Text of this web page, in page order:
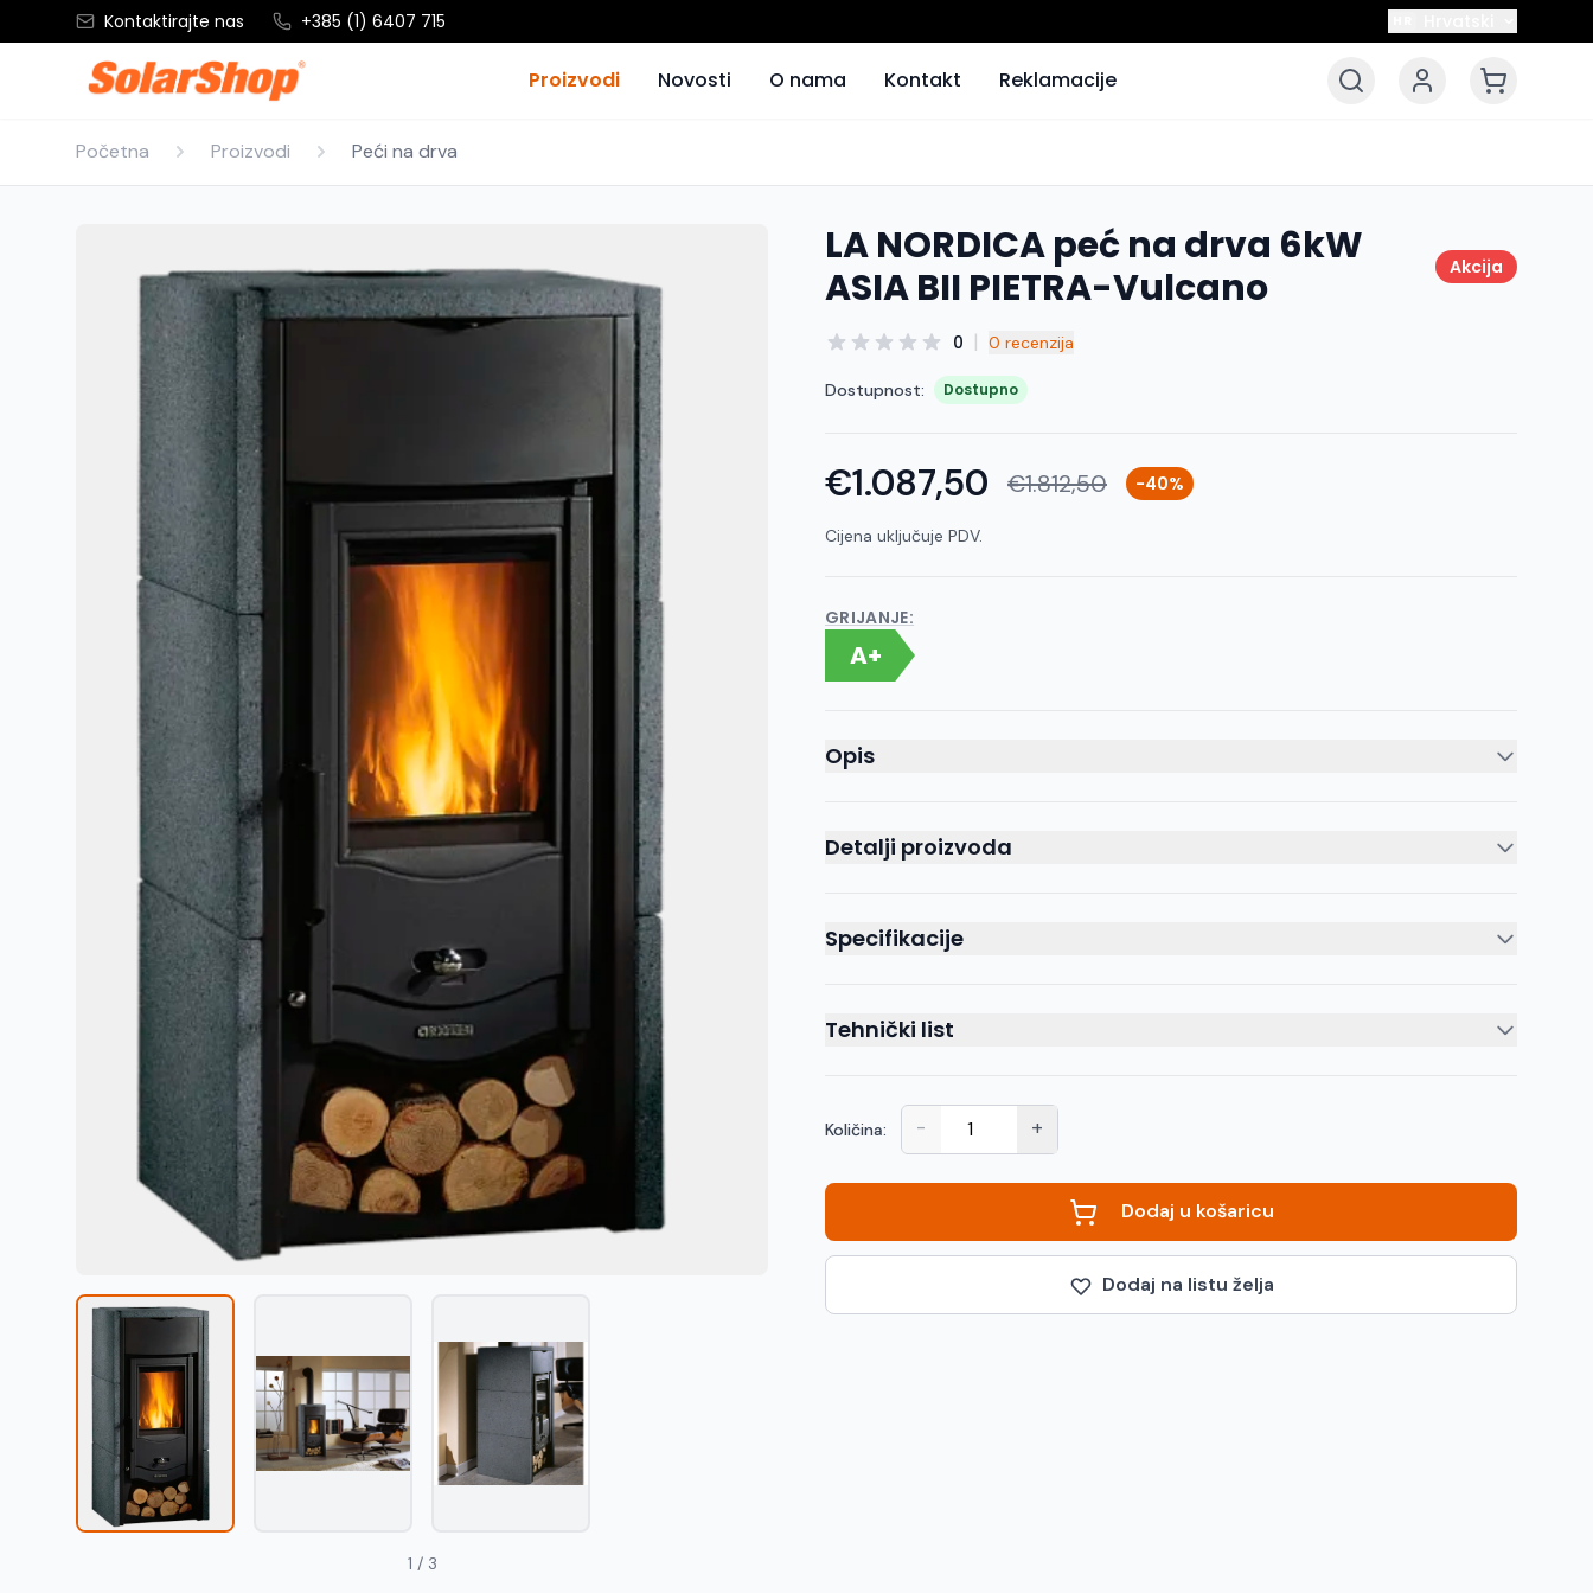
Kontaktirajte nas +385 (1) 6407 715
Proizvodi Novosti O nama Kontakt Reklamacije
Početna Proizvodi Peći na drva
1 / 3
LA NORDICA peć na drva 6kW
ASIA BII PIETRA-Vulcano
Akcija
0 | 0 recenzija
Dostupnost: Dostupno
€1.087,50 €1.812,50 -40%
Cijena uključuje PDV.
GRIJANJE:
A+
Opis
Detalji proizvoda
Specifikacije
Tehnički list
Količina: - +
Dodaj u košaricu
Dodaj na listu želja